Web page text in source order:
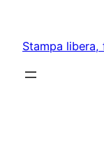
content
Stampa